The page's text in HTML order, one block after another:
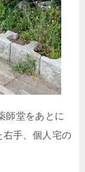
師堂をあとに
手、個人宅の